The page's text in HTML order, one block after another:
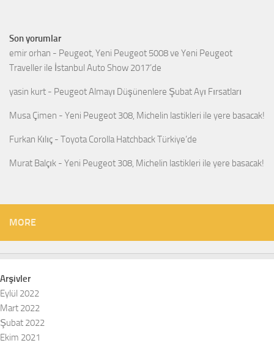
Son yorumlar
emir orhan - Peugeot, Yeni Peugeot 5008 ve Yeni Peugeot
Traveller ile İstanbul Auto Show 2017’de
yasin kurt - Peugeot Almayı Düşünenlere Şubat Ayı Fırsatları
Musa Çimen - Yeni Peugeot 308, Michelin lastikleri ile yere basacak!
Furkan Kılıç - Toyota Corolla Hatchback Türkiye’de
Murat Balçık - Yeni Peugeot 308, Michelin lastikleri ile yere basacak!
MORE
Arşivler
Eylül 2022
Mart 2022
Şubat 2022
Ekim 2021